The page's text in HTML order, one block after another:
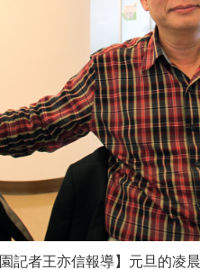
記者王亦信報導】 元旦的凌